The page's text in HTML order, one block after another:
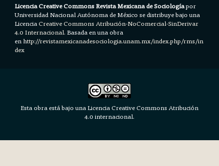
Licencia Creative Commons Revista Mexicana de Sociologíapor
Universidad Nacional Autónoma de México se distribuye bajo una
LicenciaCreative Commons Atribución-NoComercial-SinDerivar
4.0 Internacional.Basada en una obra
en http://revistamexicanadesociologia.unam.mx/index.php/rms/in
dex
Esta obra está bajo una Licencia Creative Commons Atribución
4.0 internacional.